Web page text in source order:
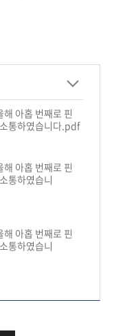
아홉 번째로 핀
통하였습니다.pdf
아홉 번째로 핀
통하였습니
아홉 번째로 핀
통하였습니